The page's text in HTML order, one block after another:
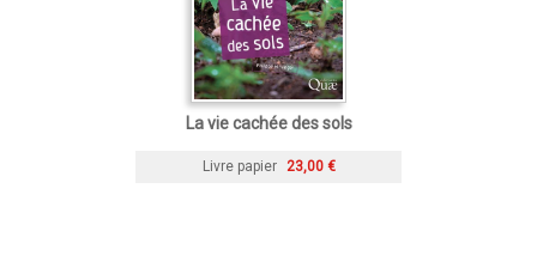
La vie cachée des sols
Livre papier 23,00 €